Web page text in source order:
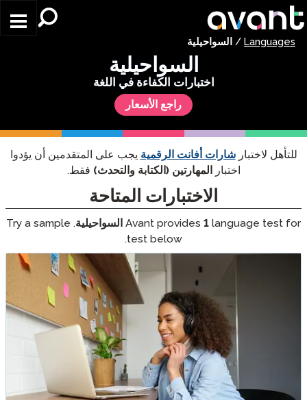
Skip to main content
Languages
/ السواحيلية
السواحيلية
اختبارات الكفاءة في اللغة
راجع الأسعار
للتأهل لاختبارشارات أفانت الرقمية يجب على المتقدمين أن يؤدوا
اختبارالمهارتين (الكتابة والتحدث) فقط.
الاختبارات المتاحة
Avant provides 1 language test for السواحيلية . Try a sample
test below.